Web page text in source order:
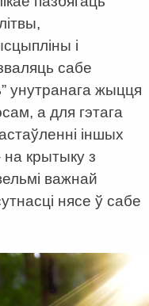
і
сабе
унутранага жыцця
а для гэтага
іншых
крытыку з
важнай
нясе ў сабе